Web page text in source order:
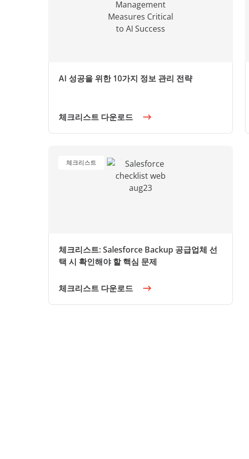
AI 성공을 위한 10가지 정보 관리 전략
체크리스트 다운로드
체크리스트
체크리스트: Salesforce Backup 공급업체 선
택 시 확인해야 할 핵심 문제
체크리스트 다운로드